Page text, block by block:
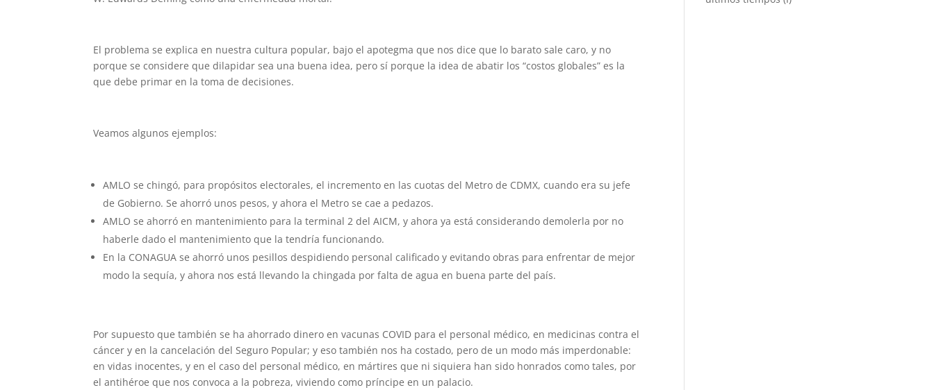
El problema se explica en nuestra cultura popular, bajo el apotegma que nos dice que lo barato sale caro, y no
porque se considere que dilapidar sea una buena idea, pero sí porque la idea de abatir los “costos globales” es la
que debe primar en la toma de decisiones.
Veamos algunos ejemplos:
AMLO se chingó, para propósitos electorales, el incremento en las cuotas del Metro de CDMX, cuando era su jefe
de Gobierno. Se ahorró unos pesos, y ahora el Metro se cae a pedazos.
AMLO se ahorró en mantenimiento para la terminal 2 del AICM, y ahora ya está considerando demolerla por no
haberle dado el mantenimiento que la tendría funcionando.
En la CONAGUA se ahorró unos pesillos despidiendo personal calificado y evitando obras para enfrentar de mejor
modo la sequía, y ahora nos está llevando la chingada por falta de agua en buena parte del país.
Por supuesto que también se ha ahorrado dinero en vacunas COVID para el personal médico, en medicinas contra el
cáncer y en la cancelación del Seguro Popular; y eso también nos ha costado, pero de un modo más imperdonable:
en vidas inocentes, y en el caso del personal médico, en mártires que ni siquiera han sido honrados como tales, por
el antihéroe que nos convoca a la pobreza, viviendo como príncipe en un palacio.